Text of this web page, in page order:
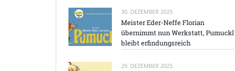
30. DEZEMBER 2025
Meister Eder-Neffe Florian
übernimmt nun Werkstatt, Pumuckl
bleibt erfindungsreich
29. DEZEMBER 2025